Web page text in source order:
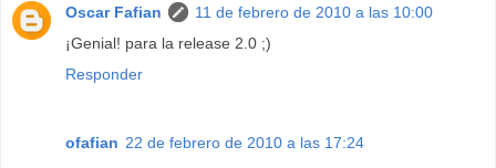
Oscar Fafian
11 de febrero de 2010 a las 10:00
¡Genial! para la release 2.0 ;)
Responder
ofafian 22 de febrero de 2010 a las 17:24